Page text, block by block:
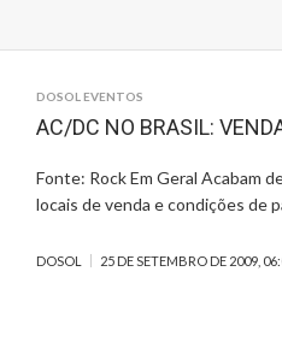
DOSOL EVENTOS
AC/DC NO BRASIL:
Fonte: Rock Em Geral Acabam
locais de venda e condições de
DOSOL 25 DE SETEMBRO DE 2009,